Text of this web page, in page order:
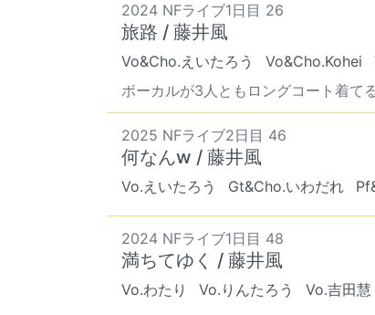
2024 NFライブ1日目 26
旅路 / 藤井風
Vo&Cho.えいたろう Vo&Cho.Kohei
ボーカルが3人ともロングコート着て
2025 NFライブ2日目 46
何なんw / 藤井風
Vo.えいたろう Gt&Cho.いわだれ
2024 NFライブ1日目 48
満ちてゆく / 藤井風
Vo.わたり Vo.りんたろう Vo.吉田慧